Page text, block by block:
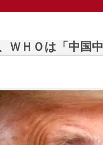
ＷＨＯは「中国